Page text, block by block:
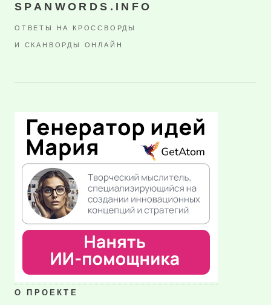
SPANWORDS.INFO
ОТВЕТЫ НА КРОССВОРДЫ
И СКАНВОРДЫ ОНЛАЙН
О ПРОЕКТЕ